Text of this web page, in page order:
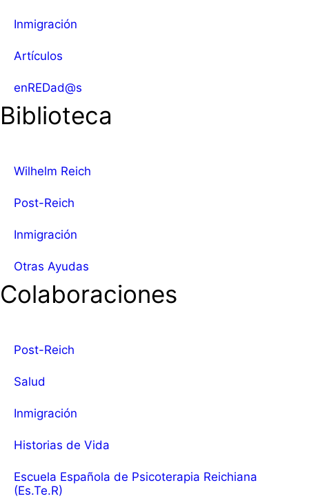
Inmigración
Artículos
enREDad@s
Biblioteca
Wilhelm Reich
Post-Reich
Inmigración
Otras Ayudas
Colaboraciones
Post-Reich
Salud
Inmigración
Historias de Vida
Escuela Española de Psicoterapia Reichiana
(Es.Te.R)